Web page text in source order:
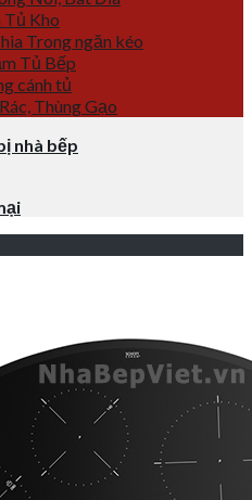
Tủ Kho
Trong ngăn kéo
Tủ Bếp
cánh tủ
Thùng Gạo
nhà bếp